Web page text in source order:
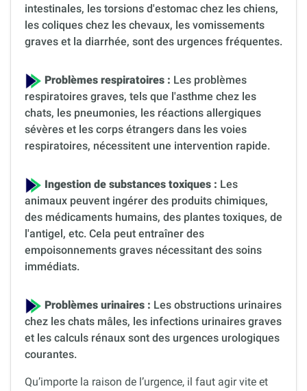
intestinales, les torsions d'estomac chez les chiens,
les coliques chez les chevaux, les vomissements
graves et la diarrhée, sont des urgences fréquentes.
Problèmes respiratoires : Les problèmes
respiratoires graves, tels que l'asthme chez les
chats, les pneumonies, les réactions allergiques
sévères et les corps étrangers dans les voies
respiratoires, nécessitent une intervention rapide.
Ingestion de substances toxiques : Les
animaux peuvent ingérer des produits chimiques,
des médicaments humains, des plantes toxiques, de
l'antigel, etc. Cela peut entraîner des
empoisonnements graves nécessitant des soins
immédiats.
Problèmes urinaires : Les obstructions urinaires
chez les chats mâles, les infections urinaires graves
et les calculs rénaux sont des urgences urologiques
courantes.
Qu’importe la raison de l’urgence, il faut agir vite et